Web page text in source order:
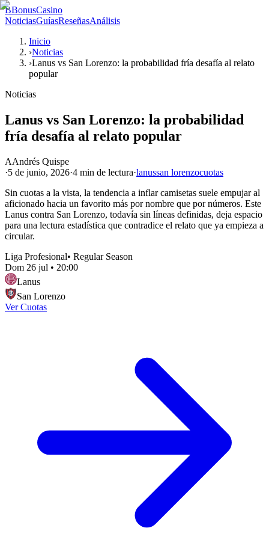
BBonusCasino
NoticiasGuíasReseñasAnálisis
Inicio
›Noticias
›Lanus vs San Lorenzo: la probabilidad fría desafía al relato
popular
Noticias
Lanus vs San Lorenzo: la probabilidad
fría desafía al relato popular
AAndrés Quispe
·5 de junio, 2026·4 min de lectura·lanussan lorenzocuotas
Sin cuotas a la vista, la tendencia a inflar camisetas suele empujar al
aficionado hacia un favorito más por nombre que por números. Este
Lanus contra San Lorenzo, todavía sin líneas definidas, deja espacio
para una lectura estadística que contradice el relato que ya empieza a
circular.
Liga Profesional• Regular Season
Dom 26 jul • 20:00
Lanus
San Lorenzo
Ver Cuotas